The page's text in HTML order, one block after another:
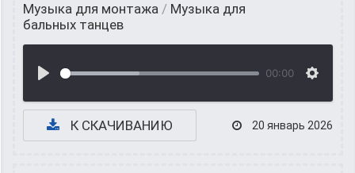
Музыка для монтажа / Музыка для
бальных танцев
00:00
К СКАЧИВАНИЮ 20 январь 2026